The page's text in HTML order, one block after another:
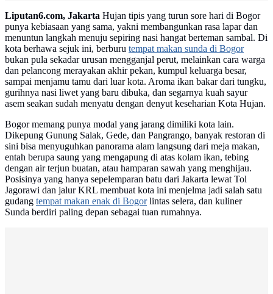
Liputan6.com, Jakarta Hujan tipis yang turun sore hari di Bogor
punya kebiasaan yang sama, yakni membangunkan rasa lapar dan
menuntun langkah menuju sepiring nasi hangat berteman sambal. Di
kota berhawa sejuk ini, berburu tempat makan sunda di Bogor
bukan pula sekadar urusan mengganjal perut, melainkan cara warga
dan pelancong merayakan akhir pekan, kumpul keluarga besar,
sampai menjamu tamu dari luar kota. Aroma ikan bakar dari tungku,
gurihnya nasi liwet yang baru dibuka, dan segarnya kuah sayur
asem seakan sudah menyatu dengan denyut keseharian Kota Hujan.
Bogor memang punya modal yang jarang dimiliki kota lain.
Dikepung Gunung Salak, Gede, dan Pangrango, banyak restoran di
sini bisa menyuguhkan panorama alam langsung dari meja makan,
entah berupa saung yang mengapung di atas kolam ikan, tebing
dengan air terjun buatan, atau hamparan sawah yang menghijau.
Posisinya yang hanya sepelemparan batu dari Jakarta lewat Tol
Jagorawi dan jalur KRL membuat kota ini menjelma jadi salah satu
gudang tempat makan enak di Bogorlintas selera, dan kuliner
Sunda berdiri paling depan sebagai tuan rumahnya.